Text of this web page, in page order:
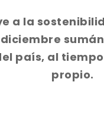
a la
país, al
propio.